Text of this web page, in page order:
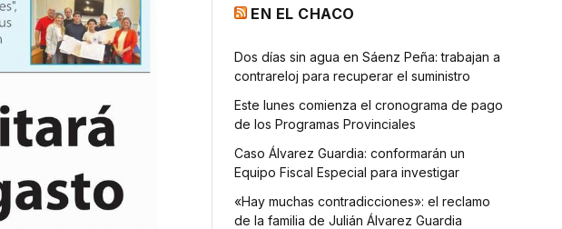
EN EL CHACO
Dos días sin agua en Sáenz Peña: trabajan a
contrareloj para recuperar el suministro
Este lunes comienza el cronograma de pago
de los Programas Provinciales
Caso Álvarez Guardia: conformarán un
Equipo Fiscal Especial para investigar
«Hay muchas contradicciones»: el reclamo
de la familia de Julián Álvarez Guardia